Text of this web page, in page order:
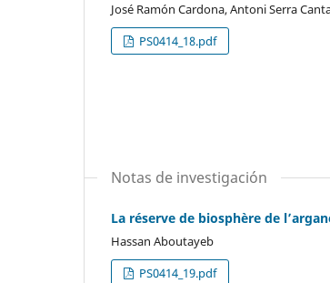
José Ramón Cardona, Antoni Serra
PS0414_18.pdf
Notas de investigación
La réserve de biosphère de
Hassan Aboutayeb
PS0414_19.pdf